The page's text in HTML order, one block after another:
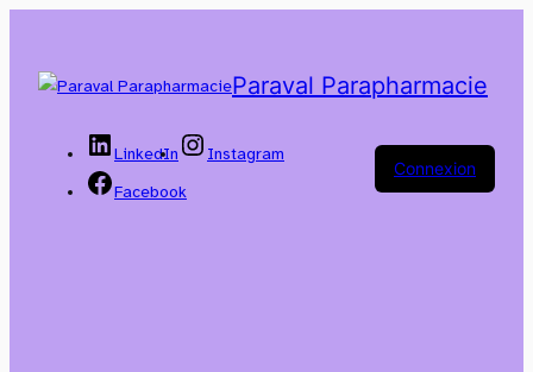
Paraval Parapharmacie
LinkedIn
Instagram
Facebook
Connexion